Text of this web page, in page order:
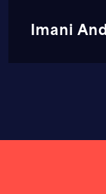
Imani